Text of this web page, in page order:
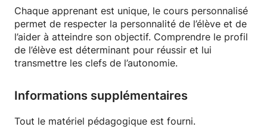
Chaque apprenant est unique, le cours personnalisé
permet de respecter la personnalité de l’élève et de
l’aider à atteindre son objectif. Comprendre le profil
de l’élève est déterminant pour réussir et lui
transmettre les clefs de l’autonomie.
Informations supplémentaires
Tout le matériel pédagogique est fourni.